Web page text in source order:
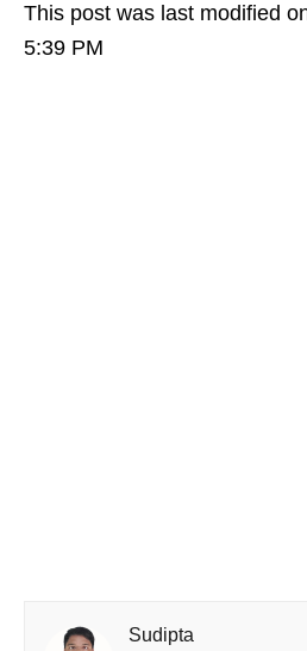
This post was last modified
5:39 PM
Sudipta